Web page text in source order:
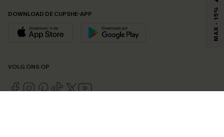
DOWNLOAD DE CUPSHE-APP
VOLG ONS OP
MAX - 15%